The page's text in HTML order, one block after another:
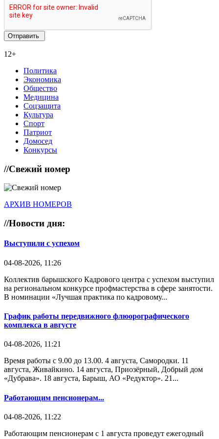
12+
Политика
Экономика
Общество
Медицина
Соцзащита
Культура
Спорт
Патриот
Домосед
Конкурсы
//Свежий номер
АРХИВ НОМЕРОВ
//Новости дня:
Выступили с успехом
04-08-2026, 11:26
Коллектив барышского Кадрового центра с успехом выступил
на региональном конкурсе профмастерства в сфере занятости.
В номинации «Лучшая практика по кадровому...
График работы передвижного флюорографического
комплекса в августе
04-08-2026, 11:21
Время работы с 9.00 до 13.00. 4 августа, Самородки. 11
августа, Живайкино. 14 августа, Приозёрный, Добрый дом
«Дубрава». 18 августа, Барыш, АО «Редуктор». 21...
Работающим пенсионерам...
04-08-2026, 11:22
Работающим пенсионерам с 1 августа проведут ежегодный